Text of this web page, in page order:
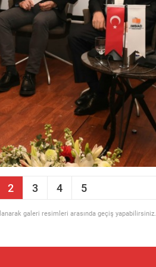
2 3 4 5
galeri resimleri arasında geçiş yapabilirsiniz.